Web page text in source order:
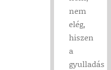
nem
elég,
hiszen
a
gyulladás